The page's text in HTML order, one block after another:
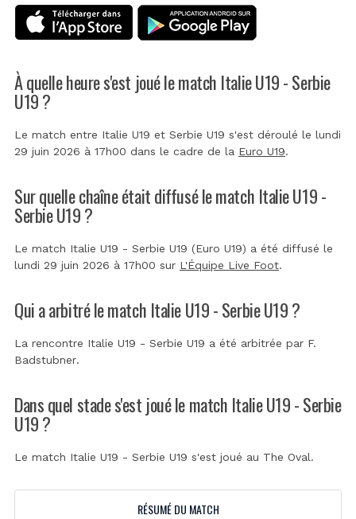
À quelle heure s'est joué le match Italie U19 - Serbie
U19 ?
Le match entre Italie U19 et Serbie U19 s'est déroulé le lundi
29 juin 2026 à 17h00 dans le cadre de la Euro U19.
Sur quelle chaîne était diffusé le match Italie U19 -
Serbie U19 ?
Le match Italie U19 - Serbie U19 (Euro U19) a été diffusé le
lundi 29 juin 2026 à 17h00 sur L'Équipe Live Foot.
Qui a arbitré le match Italie U19 - Serbie U19 ?
La rencontre Italie U19 - Serbie U19 a été arbitrée par F.
Badstubner.
Dans quel stade s'est joué le match Italie U19 - Serbie
U19 ?
Le match Italie U19 - Serbie U19 s'est joué au The Oval.
RÉSUMÉ DU MATCH